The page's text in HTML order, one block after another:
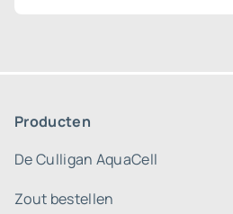
Producten
De Culligan AquaCell
Zout bestellen